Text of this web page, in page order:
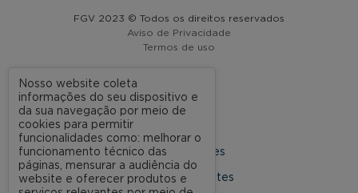
FGV 2023 © Todos os direitos reservados
Aviso de Privacidade
Termos de uso
A FGV
Nossas Unidades
Dúvidas Frequentes
Nosso website coleta
informações do seu dispositivo e
da sua navegação por meio de
cookies para permitir
funcionalidades como: melhorar o
funcionamento técnico das
páginas, mensurar a audiência do
website e oferecer produtos e